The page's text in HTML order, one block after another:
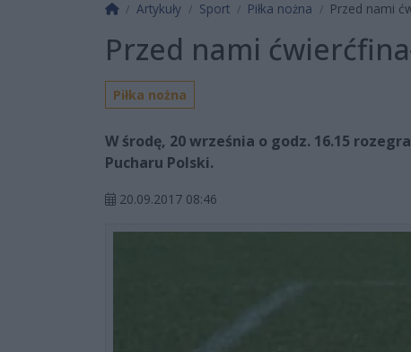
Strona główna
Artykuły Sport Piłka nożna Przed nami
Przed nami
Piłka nożna
W środę, 20 września o godz. 16.15
Pucharu Polski.
20.09.2017 08:46